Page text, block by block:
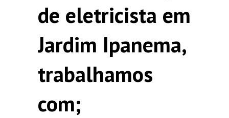
de eletricista em
Jardim Ipanema,
trabalhamos
com;